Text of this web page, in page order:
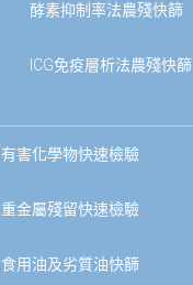
酵素抑制率法農殘快篩
ICG免疫層析法農殘快篩
有害化學物快速檢驗
重金屬殘留快速檢驗
食用油及劣質油快篩